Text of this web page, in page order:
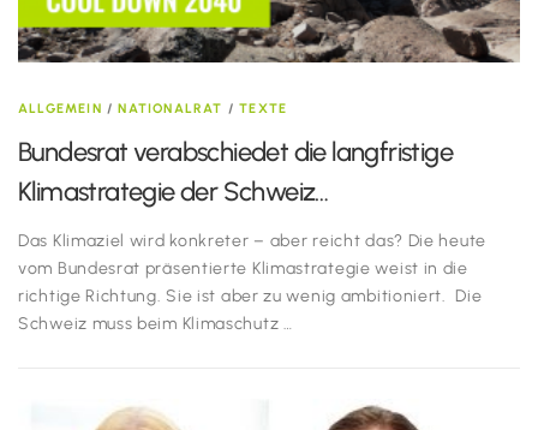
ALLGEMEIN /NATIONALRAT /TEXTE
Bundesrat verabschiedet die langfristige
Klimastrategie der Schweiz…
Das Klimaziel wird konkreter – aber reicht das? Die heute
vom Bundesrat präsentierte Klimastrategie weist in die
richtige Richtung. Sie ist aber zu wenig ambitioniert. Die
Schweiz muss beim Klimaschutz …